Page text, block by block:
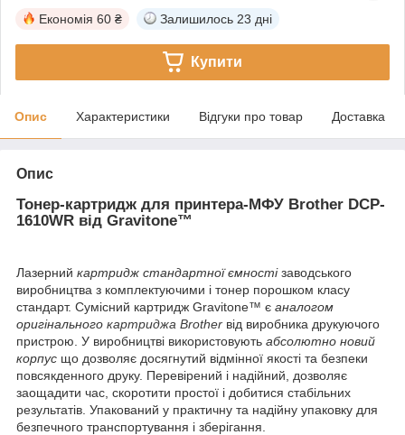
Економія 60 ₴ Залишилось 23 дні
Купити
Опис Характеристики Відгуки про товар Доставка
Опис
Тонер-картридж для принтера-МФУ Brother DCP-
1610WR від Gravitone™
Лазерний картридж стандартної ємностізаводського
виробництва з комплектуючими і тонер порошком класу
стандарт. Сумісний картридж Gravitone™ є аналогом
оригінального картриджа Brother від виробника друкуючого
пристрою. У виробництві використовують абсолютно новий
корпус що дозволяє досягнутий відмінної якості та безпеки
повсякденного друку. Перевірений і надійний, дозволяє
заощадити час, скоротити простої і добитися стабільних
результатів. Упакований у практичну та надійну упаковку для
безпечного транспортування і зберігання.